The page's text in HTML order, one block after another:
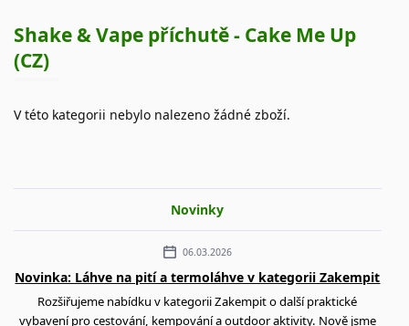
Shake & Vape příchutě - Cake Me Up
(CZ)
V této kategorii nebylo nalezeno žádné zboží.
Novinky
06.03.2026
Novinka: Láhve na pití a termoláhve v kategorii Zakempit
Rozšiřujeme nabídku v kategorii Zakempit o další praktické
vybavení pro cestování, kempování a outdoor aktivity. Nově jsme